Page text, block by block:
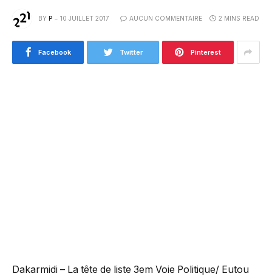
BY P 10 JUILLET 2017 AUCUN COMMENTAIRE 2 MINS READ
Facebook Twitter Pinterest
Dakarmidi – La tête de liste 3em Voie Politique/ Eutou